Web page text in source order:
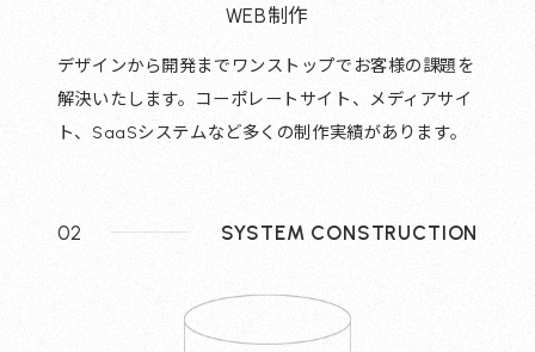
WEB制作
デザインから開発までワンストップでお客様の課題を
解決いたします。コーポレートサイト、メディアサイ
ト、SaaSシステムなど多くの制作実績があります。
02 SYSTEM CONSTRUCTION